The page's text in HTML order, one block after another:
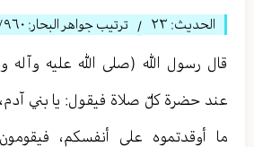
الحديث: ٢٣ / ترتيب جواهر البحار:
قال رسول الله (صلى الله عليه
عند حضرة كلّ صلاة فيقول: يا بني
ما أوقدتموه على أنفسكم،